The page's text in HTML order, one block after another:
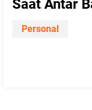
Saat Antar
Personal